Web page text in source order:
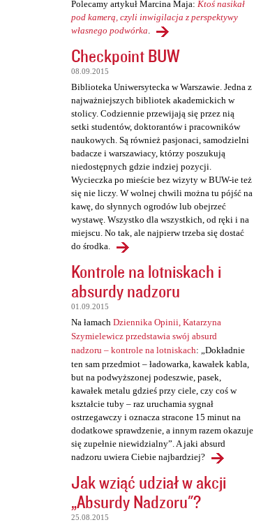
Polecamy artykuł Marcina Maja: Ktoś nasikał
pod kamerą, czyli inwigilacja z perspektywy
własnego podwórka.
Checkpoint BUW
08.09.2015
Biblioteka Uniwersytecka w Warszawie. Jedna z
najważniejszych bibliotek akademickich w
stolicy. Codziennie przewijają się przez nią
setki studentów, doktorantów i pracowników
naukowych. Są również pasjonaci, samodzielni
badacze i warszawiacy, którzy poszukują
niedostępnych gdzie indziej pozycji.
Wycieczka po mieście bez wizyty w BUW-ie też
się nie liczy. W wolnej chwili można tu pójść na
kawę, do słynnych ogrodów lub obejrzeć
wystawę. Wszystko dla wszystkich, od ręki i na
miejscu. No tak, ale najpierw trzeba się dostać
do środka.
Kontrole na lotniskach i
absurdy nadzoru
01.09.2015
Na łamach Dziennika Opinii, Katarzyna
Szymielewicz przedstawia swój absurd
nadzoru – kontrole na lotniskach: „Dokładnie
ten sam przedmiot – ładowarka, kawałek kabla,
but na podwyższonej podeszwie, pasek,
kawałek metalu gdzieś przy ciele, czy coś w
kształcie tuby – raz uruchamia sygnał
ostrzegawczy i oznacza stracone 15 minut na
dodatkowe sprawdzenie, a innym razem okazuje
się zupełnie niewidzialny”. A jaki absurd
nadzoru uwiera Ciebie najbardziej?
Jak wziąć udział w akcji
„Absurdy Nadzoru"?
25.08.2015